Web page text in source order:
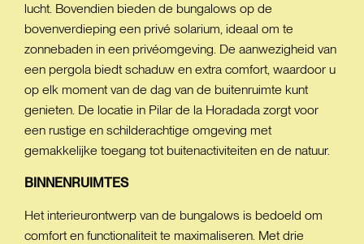
lucht. Bovendien bieden de bungalows op de
bovenverdieping een privé solarium, ideaal om te
zonnebaden in een privéomgeving. De aanwezigheid van
een pergola biedt schaduw en extra comfort, waardoor u
op elk moment van de dag van de buitenruimte kunt
genieten. De locatie in Pilar de la Horadada zorgt voor
een rustige en schilderachtige omgeving met
gemakkelijke toegang tot buitenactiviteiten en de natuur.
BINNENRUIMTES
Het interieurontwerp van de bungalows is bedoeld om
comfort en functionaliteit te maximaliseren. Met drie